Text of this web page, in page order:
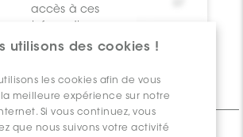
utilisons des cookies !
les cookies afin de vous
meilleure expérience sur notre
Si vous continuez, vous
que nous suivons votre activité
accès à ces
Techniques